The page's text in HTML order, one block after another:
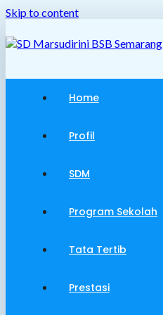
Skip to content
Home
Profil
SDM
Program Sekolah
Tata Tertib
Prestasi